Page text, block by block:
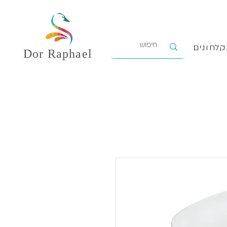
Dor Raphael